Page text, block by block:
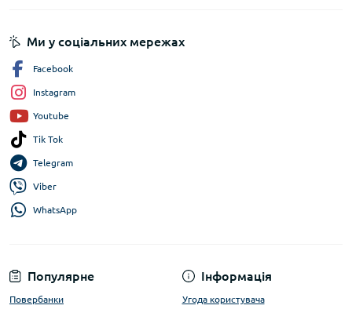
Популярне
Повербанки
Інформація
Угода користувача
Ми у соціальних мережах
Facebook
Instagram
Youtube
Tik Tok
Telegram
Viber
WhatsApp